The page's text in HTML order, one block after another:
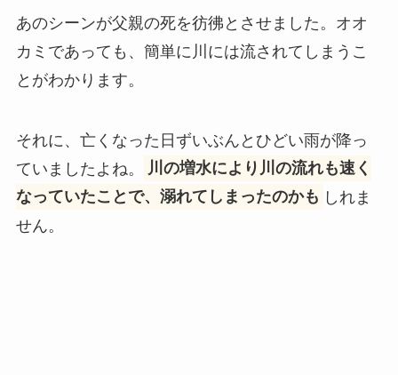
あのシーンが父親の死を彷彿とさせました。オオ
カミであっても、簡単に川には流されてしまうこ
とがわかります。
それに、亡くなった日ずいぶんとひどい雨が降っ
ていましたよね。
川の増水により川の流れも速く
なっていたことで、溺れてしまったのかも しれま
せん。